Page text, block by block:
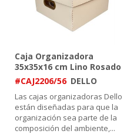
Caja Organizadora
35x35x16 cm Lino Rosado
Claro
#CAJ2206/56 DELLO
Las cajas organizadoras Dello
están diseñadas para que la
organización sea parte de la
composición del ambiente,...